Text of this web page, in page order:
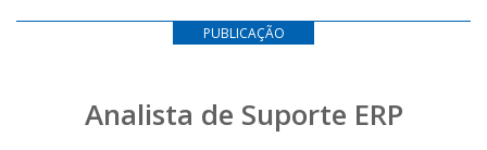
PUBLICAÇÃO
Analista de Suporte ERP